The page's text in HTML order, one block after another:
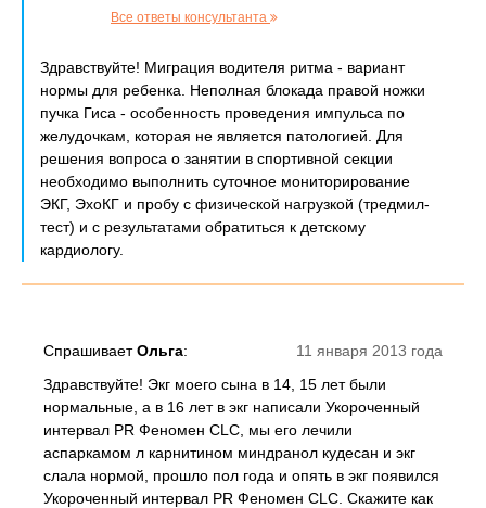
Все ответы консультанта
Здравствуйте! Миграция водителя ритма - вариант
нормы для ребенка. Неполная блокада правой ножки
пучка Гиса - особенность проведения импульса по
желудочкам, которая не является патологией. Для
решения вопроса о занятии в спортивной секции
необходимо выполнить суточное мониторирование
ЭКГ, ЭхоКГ и пробу с физической нагрузкой (тредмил-
тест) и с результатами обратиться к детскому
кардиологу.
11 января 2013 года
СпрашиваетОльга:
Здравствуйте! Экг моего сына в 14, 15 лет были
нормальные, а в 16 лет в экг написали Укороченный
интервал PR Феномен CLC, мы его лечили
аспаркамом л карнитином миндранол кудесан и экг
слала нормой, прошло пол года и опять в экг появился
Укороченный интервал PR Феномен CLC. Скажите как